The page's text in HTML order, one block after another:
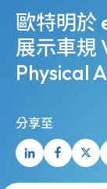
歐特明於
展示車規
Physical
分享至